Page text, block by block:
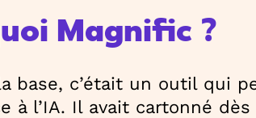
Magnific ?
base, c’était un outil qui
à l’IA. Il avait cartonné